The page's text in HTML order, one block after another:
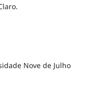
Nove de Julho